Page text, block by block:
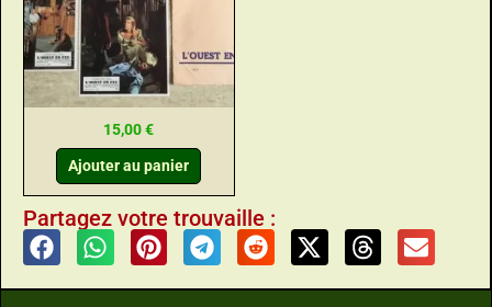
15,00€
Ajouter au panier
Partagez votre trouvaille :